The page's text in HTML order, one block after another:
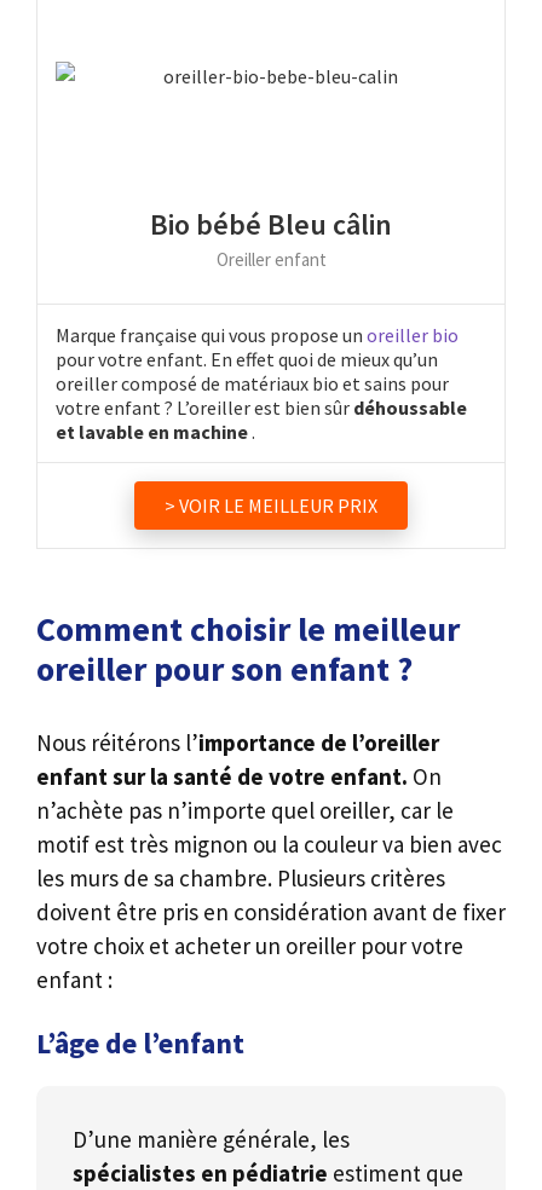
Bio bébé Bleu câlin
Oreiller enfant
Marque française qui vous propose un oreiller bio
pour votre enfant. En effet quoi de mieux qu’un
oreiller composé de matériaux bio et sains pour
votre enfant ? L’oreiller est bien sûr déhoussable
et lavable en machine.
> VOIR LE MEILLEUR PRIX
Comment choisir le meilleur
oreiller pour son enfant ?
Nous réitérons l’importance de l’oreiller
enfant sur la santé de votre enfant. On
n’achète pas n’importe quel oreiller, car le
motif est très mignon ou la couleur va bien avec
les murs de sa chambre. Plusieurs critères
doivent être pris en considération avant de fixer
votre choix et acheter un oreiller pour votre
enfant :
L’âge de l’enfant
D’une manière générale, les
spécialistes en pédiatrie estiment que